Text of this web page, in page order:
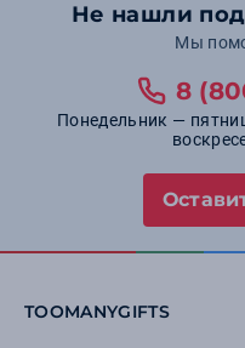
Не нашли
Мы
8
Понедельник —
TOOMANYGIFTS